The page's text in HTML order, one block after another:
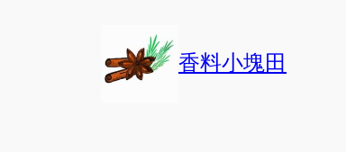
香料小塊田